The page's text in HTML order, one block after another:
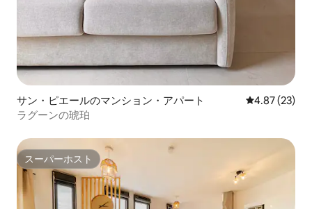
サン・ピエールのマンション・アパート レビュー23
4.87 (23)
ラグーンの琥珀
スーパーホスト
スーパーホスト